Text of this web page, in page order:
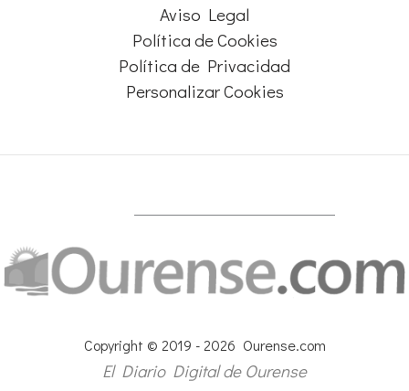
Aviso Legal
Política de Cookies
Política de Privacidad
Personalizar Cookies
Copyright © 2019 - 2026 Ourense.com
El Diario Digital de Ourense